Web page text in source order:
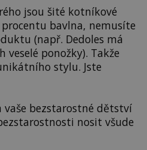
jsou šité kotníkové
bavlna, nemusíte
(např. Dedoles má
ponožky). Takže
stylu. Jste
vaše bezstarostné dětství
nosit všude